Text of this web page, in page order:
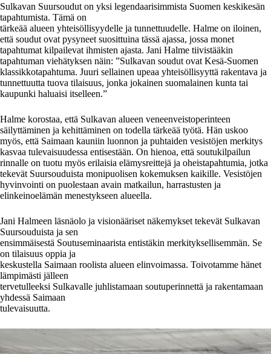
Sulkavan Suursoudut on yksi legendaarisimmista Suomen keskikesän
tapahtumista. Tämä on
tärkeää alueen yhteisöllisyydelle ja tunnettuudelle. Halme on iloinen,
että soudut ovat pysyneet suosittuina tässä ajassa, jossa monet
tapahtumat kilpailevat ihmisten ajasta. Jani Halme tiivistääkin
tapahtuman viehätyksen näin: ”Sulkavan soudut ovat Kesä-Suomen
klassikkotapahtuma. Juuri sellainen upeaa yhteisöllisyyttä rakentava ja
tunnettuutta tuova tilaisuus, jonka jokainen suomalainen kunta tai
kaupunki haluaisi itselleen.”
Halme korostaa, että Sulkavan alueen veneenveistoperinteen
säilyttäminen ja kehittäminen on todella tärkeää työtä. Hän uskoo
myös, että Saimaan kauniin luonnon ja puhtaiden vesistöjen merkitys
kasvaa tulevaisuudessa entisestään. On hienoa, että soutukilpailun
rinnalle on tuotu myös erilaisia elämysreittejä ja oheistapahtumia, jotka
tekevät Suursouduista monipuolisen kokemuksen kaikille. Vesistöjen
hyvinvointi on puolestaan avain matkailun, harrastusten ja
elinkeinoelämän menestykseen alueella.
Jani Halmeen läsnäolo ja visionääriset näkemykset tekevät Sulkavan
Suursouduista ja sen
ensimmäisestä Soutuseminaarista entistäkin merkityksellisemmän. Se
on tilaisuus oppia ja
keskustella Saimaan roolista alueen elinvoimassa. Toivotamme hänet
lämpimästi jälleen
tervetulleeksi Sulkavalle juhlistamaan soutuperinnettä ja rakentamaan
yhdessä Saimaan
tulevaisuutta.